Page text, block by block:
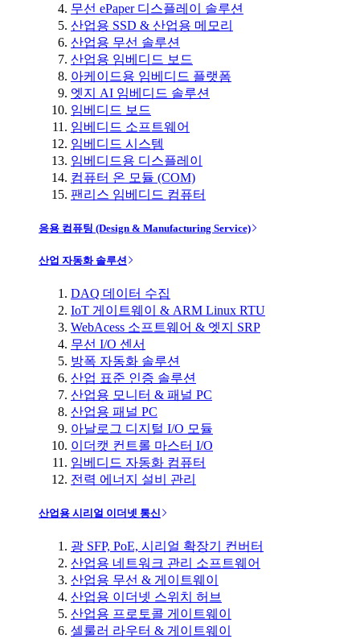
무선 ePaper 디스플레이 솔루션
산업용 SSD & 산업용 메모리
산업용 무선 솔루션
산업용 임베디드 보드
아케이드용 임베디드 플랫폼
엣지 AI 임베디드 솔루션
임베디드 보드
임베디드 소프트웨어
임베디드 시스템
임베디드용 디스플레이
컴퓨터 온 모듈 (COM)
팬리스 임베디드 컴퓨터
응용 컴퓨팅 (Design & Manufacturing Service)
산업 자동화 솔루션
DAQ 데이터 수집
IoT 게이트웨이 & ARM Linux RTU
WebAcess 소프트웨어 & 엣지 SRP
무선 I/O 센서
방폭 자동화 솔루션
산업 표준 인증 솔루션
산업용 모니터 & 패널 PC
산업용 패널 PC
아날로그 디지털 I/O 모듈
이더캣 컨트롤 마스터 I/O
임베디드 자동화 컴퓨터
전력 에너지 설비 관리
산업용 시리얼 이더넷 통신
광 SFP, PoE, 시리얼 확장기 컨버터
산업용 네트워크 관리 소프트웨어
산업용 무선 & 게이트웨이
산업용 이더넷 스위치 허브
산업용 프로토콜 게이트웨이
셀룰러 라우터 & 게이트웨이